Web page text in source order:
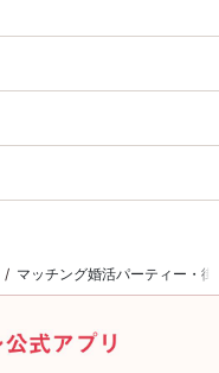
マッチング婚活パーティー・